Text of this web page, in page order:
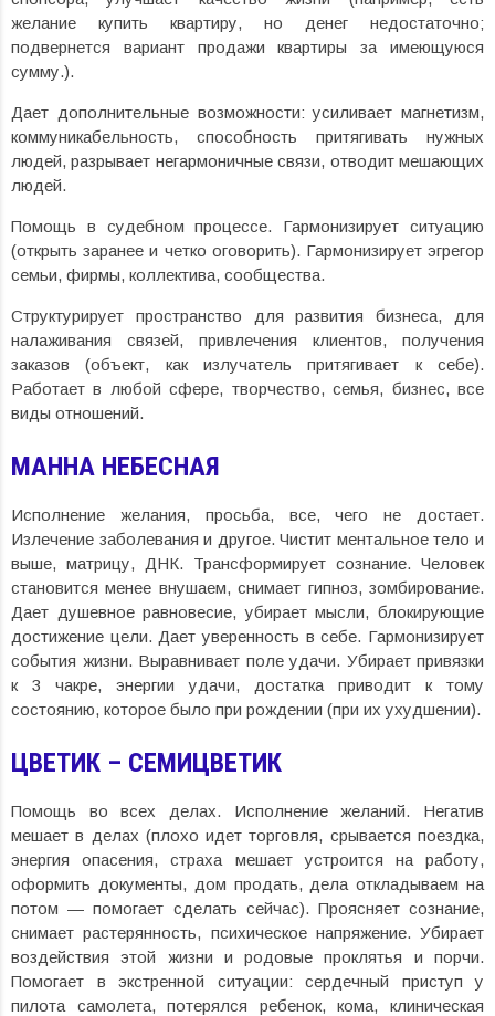
желание купить квартиру, но денег недостаточно;
подвернется вариант продажи квартиры за имеющуюся
сумму.).
Дает дополнительные возможности: усиливает магнетизм,
коммуникабельность, способность притягивать нужных
людей, разрывает негармоничные связи, отводит мешающих
людей.
Помощь в судебном процессе. Гармонизирует ситуацию
(открыть заранее и четко оговорить). Гармонизирует эгрегор
семьи, фирмы, коллектива, сообщества.
Структурирует пространство для развития бизнеса, для
налаживания связей, привлечения клиентов, получения
заказов (объект, как излучатель притягивает к себе).
Работает в любой сфере, творчество, семья, бизнес, все
виды отношений.
МАННА НЕБЕСНАЯ
Исполнение желания, просьба, все, чего не достает.
Излечение заболевания и другое. Чистит ментальное тело и
выше, матрицу, ДНК. Трансформирует сознание. Человек
становится менее внушаем, снимает гипноз, зомбирование.
Дает душевное равновесие, убирает мысли, блокирующие
достижение цели. Дает уверенность в себе. Гармонизирует
события жизни. Выравнивает поле удачи. Убирает привязки
к 3 чакре, энергии удачи, достатка приводит к тому
состоянию, которое было при рождении (при их ухудшении).
ЦВЕТИК – СЕМИЦВЕТИК
Помощь во всех делах. Исполнение желаний. Негатив
мешает в делах (плохо идет торговля, срывается поездка,
энергия опасения, страха мешает устроится на работу,
оформить документы, дом продать, дела откладываем на
потом — помогает сделать сейчас). Проясняет сознание,
снимает растерянность, психическое напряжение. Убирает
воздействия этой жизни и родовые проклятья и порчи.
Помогает в экстренной ситуации: сердечный приступ у
пилота самолета, потерялся ребенок, кома, клиническая